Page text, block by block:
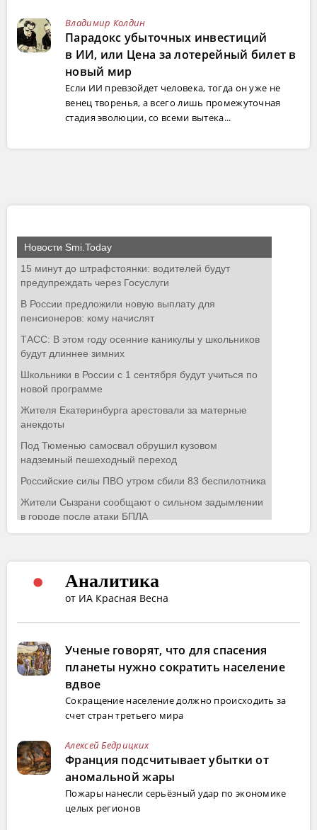
Владимир Колдин
Парадокс убыточных инвестиций
в ИИ, или Цена за лотерейный билет в
новый мир
Если ИИ превзойдет человека, тогда он уже не
венец творенья, а всего лишь промежуточная
стадия эволюции, со всеми вытека...
Аналитика
от ИА Красная Весна
Ученые говорят, что для спасения
планеты нужно сократить население
вдвое
Сокращение население должно происходить за
счет стран третьего мира
Алексей Бедрицких
Франция подсчитывает убытки от
аномальной жары
Пожары нанесли серьёзный удар по экономике
целых регионов